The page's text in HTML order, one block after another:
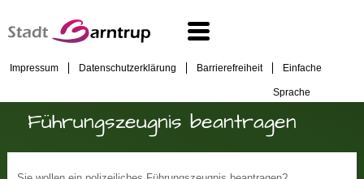
Impressum Datenschutzerklärung Barrierefreiheit Einfache
Sprache
Führungszeugnis beantragen